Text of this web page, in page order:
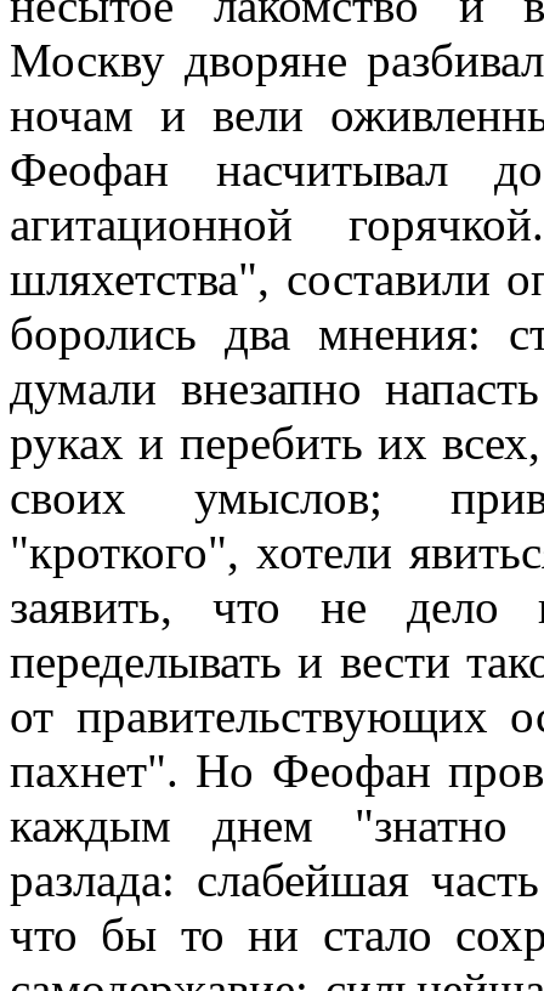
Москву дворяне
ночам и вели
Феофан насчитывал
агитационной
шляхетства", составили
боролись два мнения:
думали внезапно
руках и перебить их
своих умыслов;
"кроткого", хотели
заявить, что не дело
переделывать и вести
от правительствующих
пахнет". Но Феофан
каждым днем "знатно
разлада: слабейшая
что бы то ни стало